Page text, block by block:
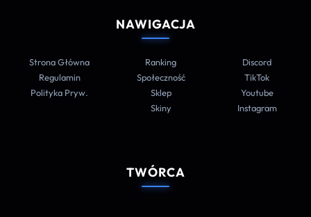
NAWIGACJA
Strona Główna
Regulamin
Polityka Pryw.
Ranking
Społeczność
Sklep
Skiny
Discord
TikTok
Youtube
Instagram
TWÓRCA